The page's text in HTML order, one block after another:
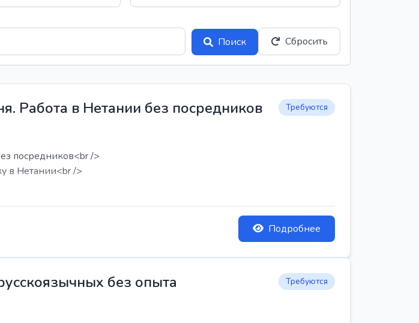
Поиск
Сбросить
Работа в Нетании без посредников Требуются
посредников<br />
в Нетании<br />
Подробнее
без опыта Требуются